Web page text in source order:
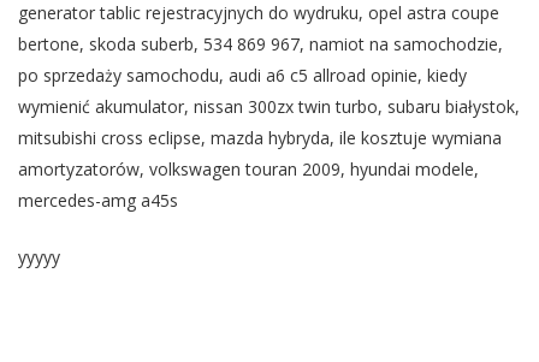
generator tablic rejestracyjnych do wydruku, opel astra coupe
bertone, skoda suberb, 534 869 967, namiot na samochodzie,
po sprzedaży samochodu, audi a6 c5 allroad opinie, kiedy
wymienić akumulator, nissan 300zx twin turbo, subaru białystok,
mitsubishi cross eclipse, mazda hybryda, ile kosztuje wymiana
amortyzatorów, volkswagen touran 2009, hyundai modele,
mercedes-amg a45s
yyyyy